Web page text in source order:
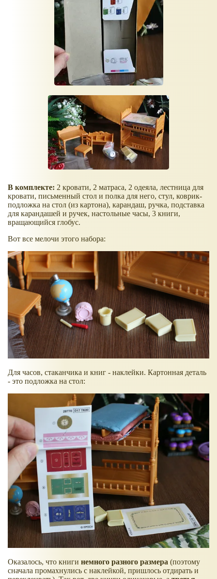
В комплекте: 2 кровати, 2 матраса, 2 одеяла, лестница для
кровати, письменный стол и полка для него, стул, коврик-
подложка на стол (из картона), карандаш, ручка, подставка
для карандашей и ручек, настольные часы, 3 книги,
вращающийся глобус.
Вот все мелочи этого набора:
Для часов, стаканчика и книг - наклейки. Картонная деталь
- это подложка на стол:
Оказалось, что книги немного разного размера (поэтому
сначала промахнулись с наклейкой, пришлось отдирать и